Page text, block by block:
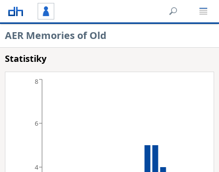
AER Memories of Old
Statistiky
4
6
8